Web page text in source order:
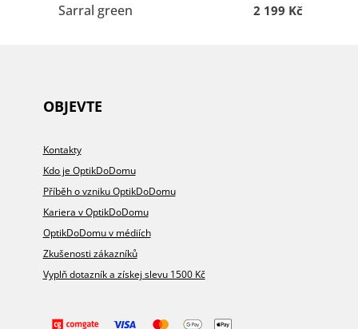
Sarral green 2 199 Kč
OBJEVTE
Kontakty
Kdo je OptikDoDomu
Příběh o vzniku OptikDoDomu
Kariera v OptikDoDomu
OptikDoDomu v médiích
Zkušenosti zákazníků
Vyplň dotazník a získej slevu 1500 Kč